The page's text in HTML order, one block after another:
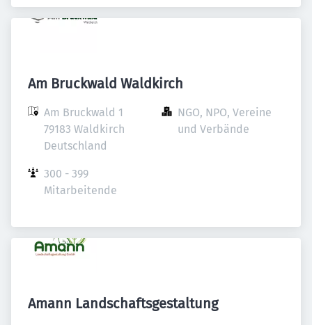
Am Bruckwald Waldkirch
Am Bruckwald 1
79183 Waldkirch
Deutschland
NGO, NPO, Vereine
und Verbände
300 - 399
Mitarbeitende
Amann Landschaftsgestaltung